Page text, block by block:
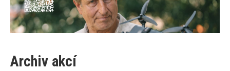
Archiv akcí